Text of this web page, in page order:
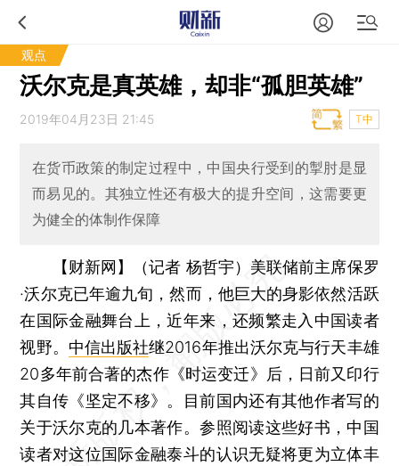
观点
沃尔克是真英雄，却非“孤胆英雄”
2019年04月23日 21:45 T中
在货币政策的制定过程中，中国央行受到的掣肘是显
而易见的。其独立性还有极大的提升空间，这需要更
为健全的体制作保障
【财新网】（记者 杨哲宇） 美联储前主席保罗
·沃尔克已年逾九旬，然而，他巨大的身影依然活跃
在国际金融舞台上，近年来，还频繁走入中国读者
视野。 中信出版社继2016年推出沃尔克与行天丰雄
20多年前合著的杰作《时运变迁》后，日前又印行
其自传《坚定不移》。目前国内还有其他作者写的
关于沃尔克的几本著作。参照阅读这些好书，中国
读者对这位国际金融泰斗的认识无疑将更为立体丰